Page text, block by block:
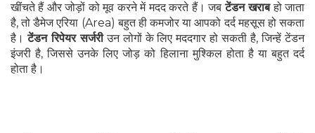
खींचते हैं और जोड़ों को मूव करने में मदद करते हैं। जबटेंडन खराबहो जाता
है, तो डैमेज एरिया (Area) बहुत ही कमजोर या आपको दर्द महसूस हो सकता
है।टेंडन रिपेयर सर्जरीउन लोगों के लिए मददगार हो सकती है, जिन्हें टेंडन
इंजरी है, जिससे उनके लिए जोड़ को हिलाना मुश्किल होता है या बहुत दर्द
होता है।